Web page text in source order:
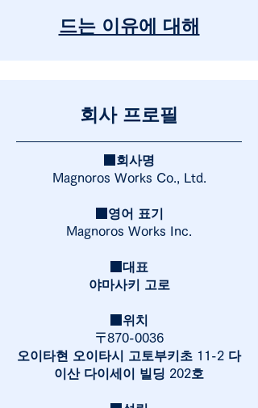
드는 이유에 대해
회사 프로필
■회사명
Magnoros Works Co., Ltd.
■영어 표기
Magnoros Works Inc.
■대표
야마사키 고로
■위치
〒870-0036
오이타현 오이타시 고토부키초 11-2 다
이산 다이세이 빌딩 202호